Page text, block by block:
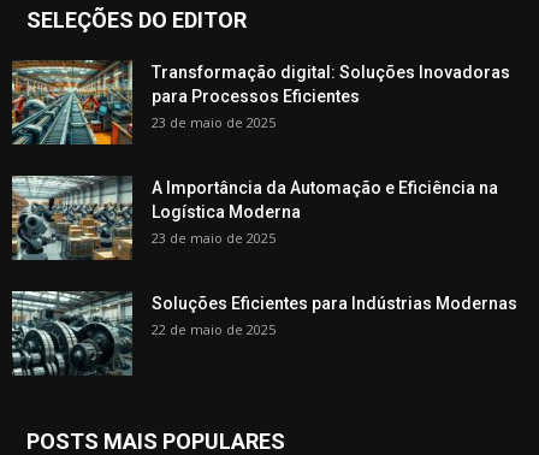
SELEÇÕES DO EDITOR
Transformação digital: Soluções Inovadoras
para Processos Eficientes
23 de maio de 2025
A Importância da Automação e Eficiência na
Logística Moderna
23 de maio de 2025
Soluções Eficientes para Indústrias Modernas
22 de maio de 2025
POSTS MAIS POPULARES